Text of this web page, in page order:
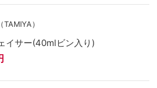
TAMIYA）
イサー(40mlビン入り)